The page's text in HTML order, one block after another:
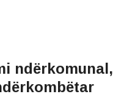
ndërkomunal,